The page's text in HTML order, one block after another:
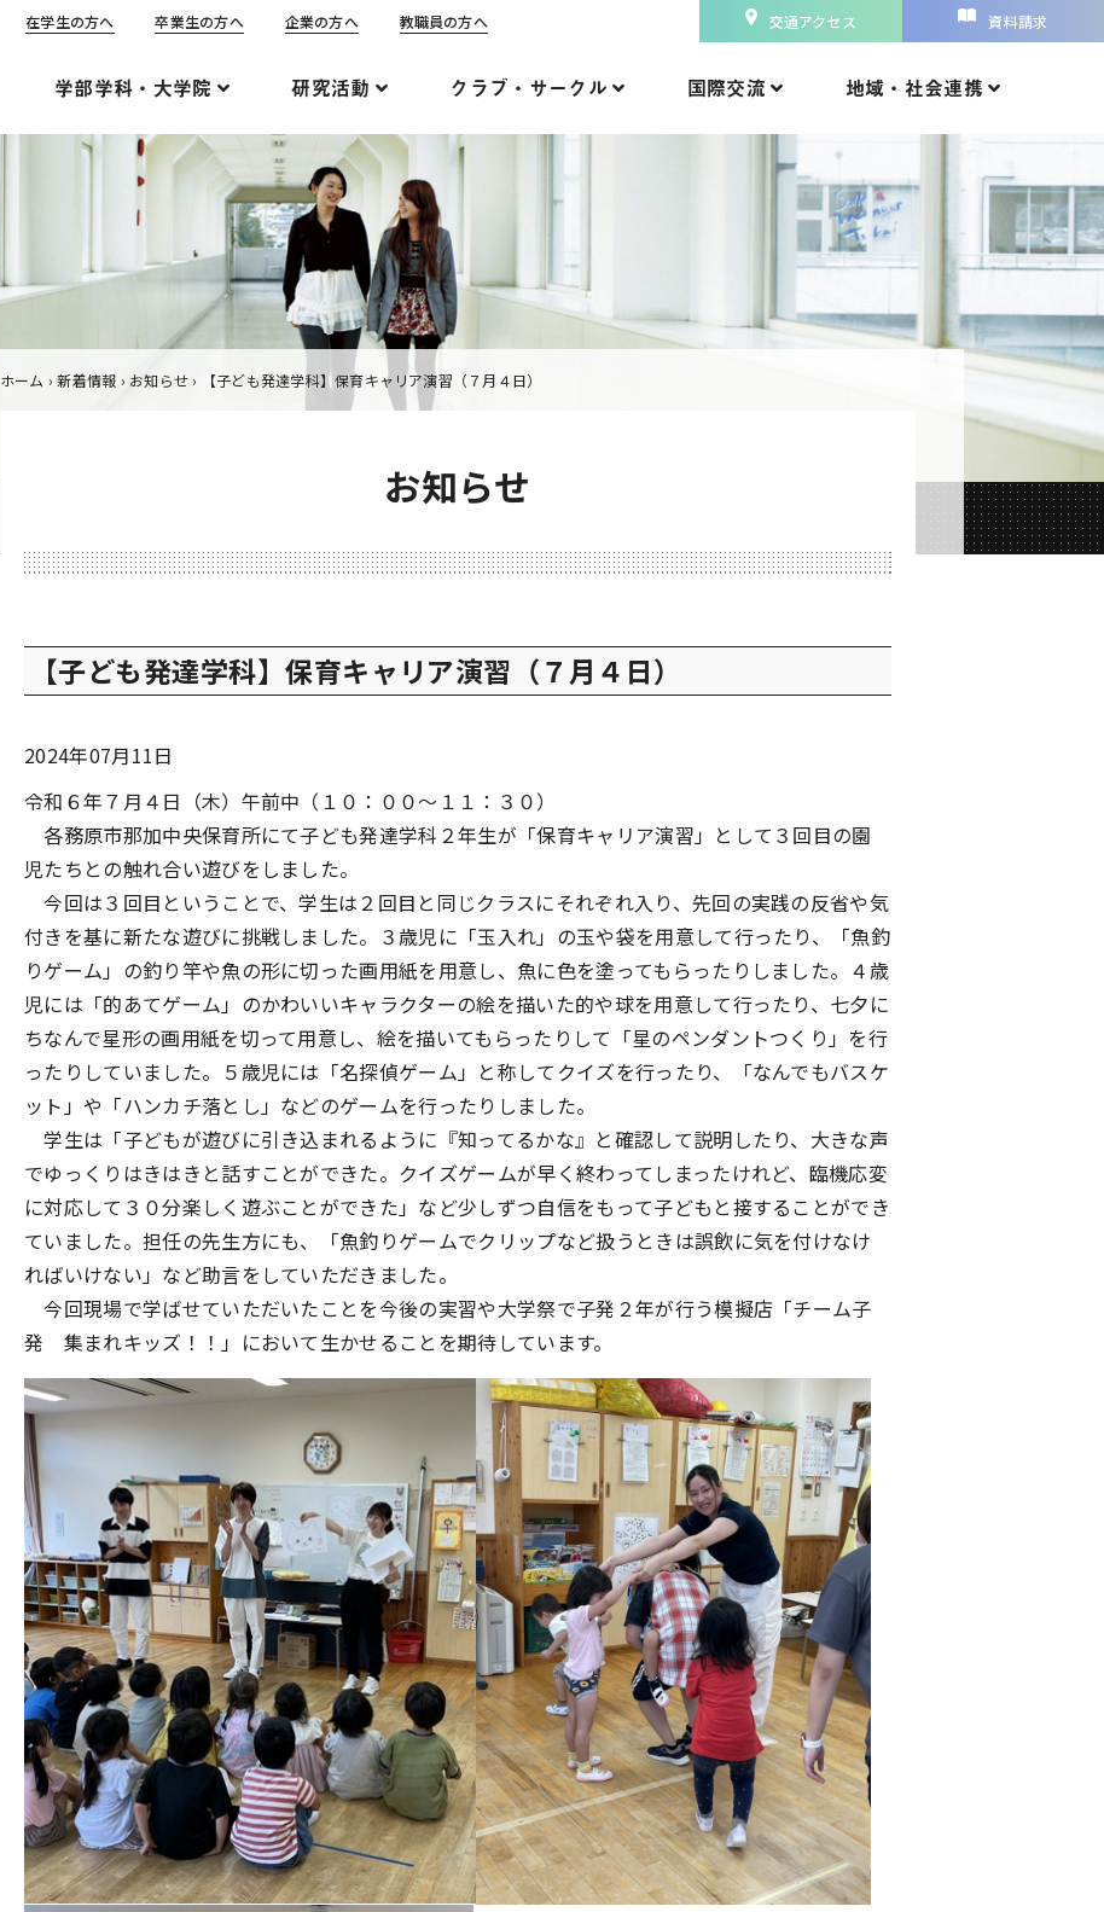
在学生の方へ 卒業生の方へ 企業の方へ 教職員の方へ 交通アクセス 資料請求
学部学科・大学院 研究活動 クラブ・サークル 国際交流 地域・社会連携
ホーム ›新着情報 › お知らせ› 【子ども発達学科】保育キャリア演習（７月４日）
お知らせ
【子ども発達学科】保育キャリア演習（７月４日）
2024年07月11日
令和６年７月４日（木）午前中（１０：００～１１：３０）
各務原市那加中央保育所にて子ども発達学科２年生が「保育キャリア演習」として３回目の園
児たちとの触れ合い遊びをしました。
今回は３回目ということで、学生は２回目と同じクラスにそれぞれ入り、先回の実践の反省や気
付きを基に新たな遊びに挑戦しました。３歳児に「玉入れ」の玉や袋を用意して行ったり、「魚釣
りゲーム」の釣り竿や魚の形に切った画用紙を用意し、魚に色を塗ってもらったりしました。４歳
児には「的あてゲーム」のかわいいキャラクターの絵を描いた的や球を用意して行ったり、七夕に
ちなんで星形の画用紙を切って用意し、絵を描いてもらったりして「星のペンダントつくり」を行
ったりしていました。５歳児には「名探偵ゲーム」と称してクイズを行ったり、「なんでもバスケ
ット」や「ハンカチ落とし」などのゲームを行ったりしました。
学生は「子どもが遊びに引き込まれるように『知ってるかな』と確認して説明したり、大きな声
でゆっくりはきはきと話すことができた。クイズゲームが早く終わってしまったけれど、臨機応変
に対応して３０分楽しく遊ぶことができた」など少しずつ自信をもって子どもと接することができ
ていました。担任の先生方にも、「魚釣りゲームでクリップなど扱うときは誤飲に気を付けなけ
ればいけない」など助言をしていただきました。
今回現場で学ばせていただいたことを今後の実習や大学祭で子発２年が行う模擬店「チーム子
発 集まれキッズ！！」において生かせることを期待しています。